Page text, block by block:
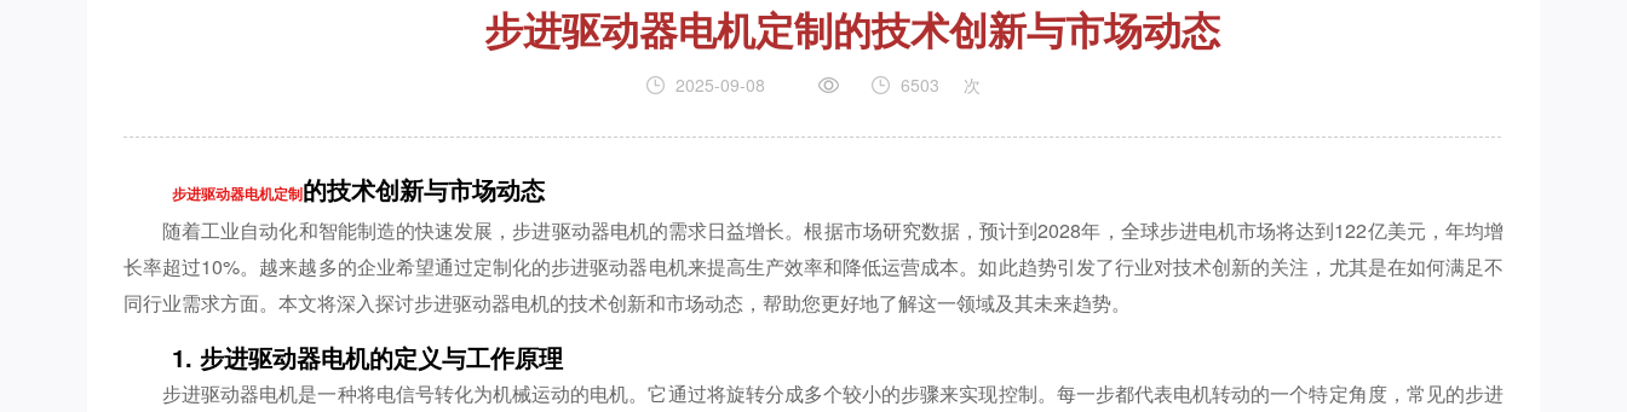
步进驱动器电机定制的技术创新与市场动态
2025-09-08 6503 次
步进驱动器电机定制 的技术创新与市场动态
随着工业自动化和智能制造的快速发展，步进驱动器电机的需求日益增长。根据市场研究数据，预计到2028年，全球步进电机市场将达到122亿美元，年均增
长率超过10%。越来越多的企业希望通过定制化的步进驱动器电机来提高生产效率和降低运营成本。如此趋势引发了行业对技术创新的关注，尤其是在如何满足不
同行业需求方面。本文将深入探讨步进驱动器电机的技术创新和市场动态，帮助您更好地了解这一领域及其未来趋势。
1. 步进驱动器电机的定义与工作原理
步进驱动器电机是一种将电信号转化为机械运动的电机。它通过将旋转分成多个较小的步骤来实现控制。每一步都代表电机转动的一个特定角度，常见的步进